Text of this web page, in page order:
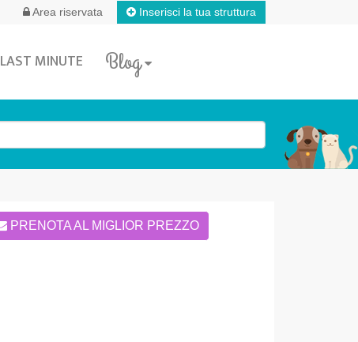
Area riservata Inserisci la tua struttura
LAST MINUTE Blog
PRENOTA AL MIGLIOR PREZZO